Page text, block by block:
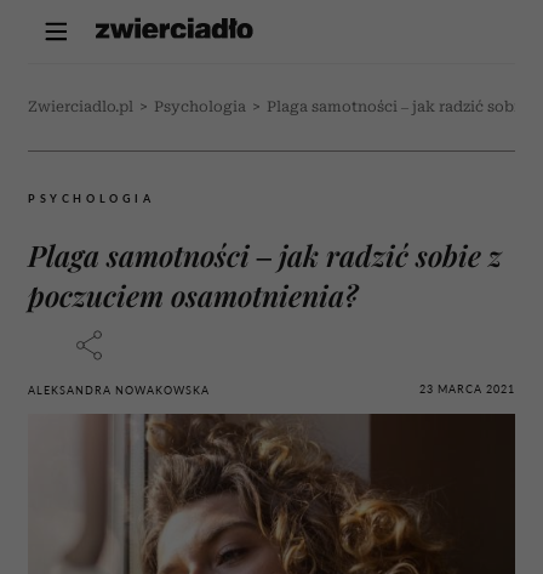
Zwierciadlo.pl > Psychologia > Plaga samotności – jak radzić sobie
PSYCHOLOGIA
Plaga samotności – jak radzić sobie z
poczuciem osamotnienia?
ALEKSANDRA NOWAKOWSKA 23 MARCA 2021